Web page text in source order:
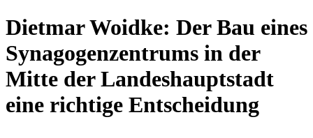
Dietmar Woidke: Der Bau eines
Synagogenzentrums in der
Mitte der Landeshauptstadt
eine richtige Entscheidung